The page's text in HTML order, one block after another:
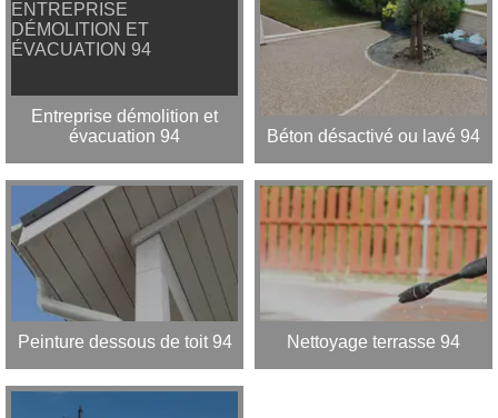
Entreprise démolition et
évacuation 94
Béton désactivé ou lavé 94
Peinture dessous de toit 94 Nettoyage terrasse 94